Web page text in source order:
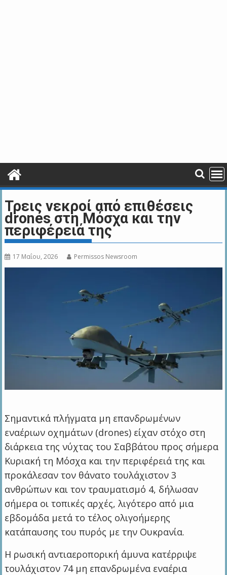
Τρεις νεκροί από επιθέσεις
drones στη Μόσχα και την
περιφέρειά της
17 Μαΐου, 2026 Permissos Newsroom
Σημαντικά πλήγματα μη επανδρωμένων
εναέριων οχημάτων (drones) είχαν στόχο στη
διάρκεια της νύχτας του Σαββάτου προς σήμερα
Κυριακή τη Μόσχα και την περιφέρειά της και
προκάλεσαν τον θάνατο τουλάχιστον 3
ανθρώπων και τον τραυματισμό 4, δήλωσαν
σήμερα οι τοπικές αρχές, λιγότερο από μια
εβδομάδα μετά το τέλος ολιγοήμερης
κατάπαυσης του πυρός με την Ουκρανία.
Η ρωσική αντιαεροπορική άμυνα κατέρριψε
τουλάχιστον 74 μη επανδρωμένα εναέρια